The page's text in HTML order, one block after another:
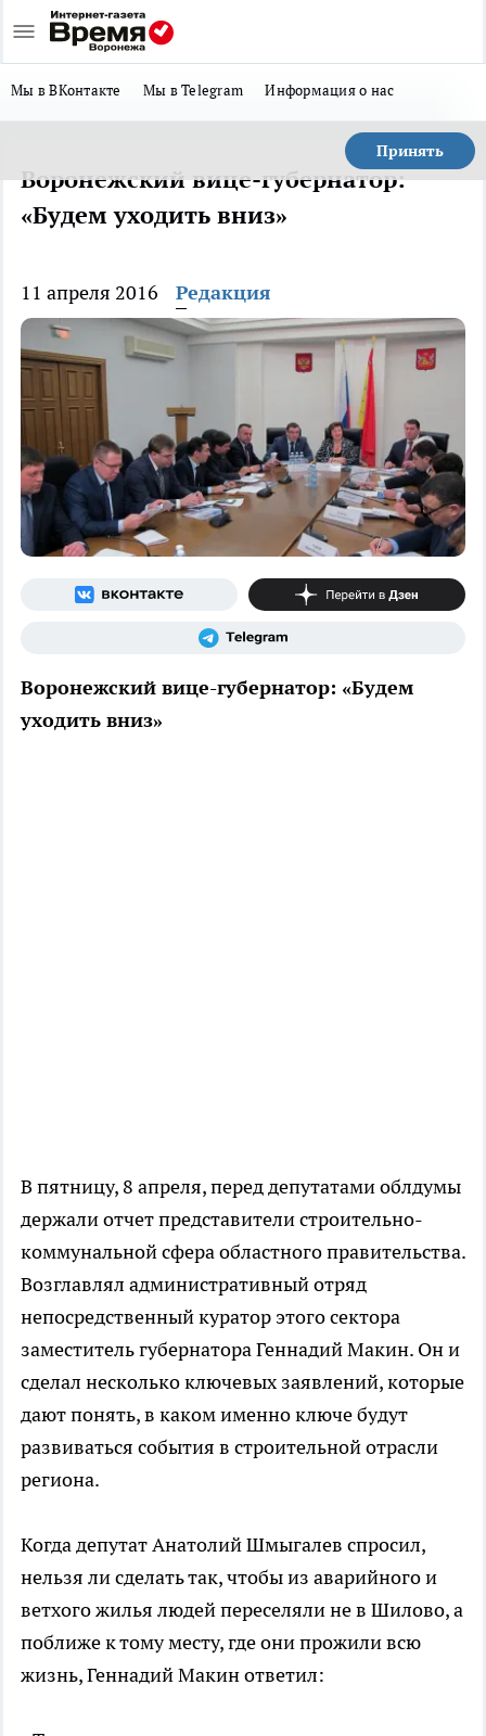
Мы в ВКонтакте Мы в Telegram Информация о нас
Принять
Воронежский вице-губернатор:
«Будем уходить вниз»
11 апреля 2016 Редакция
Воронежский вице-губернатор: «Будем
уходить вниз»
В пятницу, 8 апреля, перед депутатами облдумы
держали отчет представители строительно-
коммунальной сфера областного правительства.
Возглавлял административный отряд
непосредственный куратор этого сектора
заместитель губернатора Геннадий Макин. Он и
сделал несколько ключевых заявлений, которые
дают понять, в каком именно ключе будут
развиваться события в строительной отрасли
региона.
Когда депутат Анатолий Шмыгалев спросил,
нельзя ли сделать так, чтобы из аварийного и
ветхого жилья людей переселяли не в Шилово, а
поближе к тому месту, где они прожили всю
жизнь, Геннадий Макин ответил: